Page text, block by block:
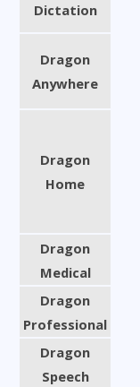
Dictation
Dragon
Anywhere
Dragon
Home
Dragon
Medical
Dragon
Professional
Dragon
Speech